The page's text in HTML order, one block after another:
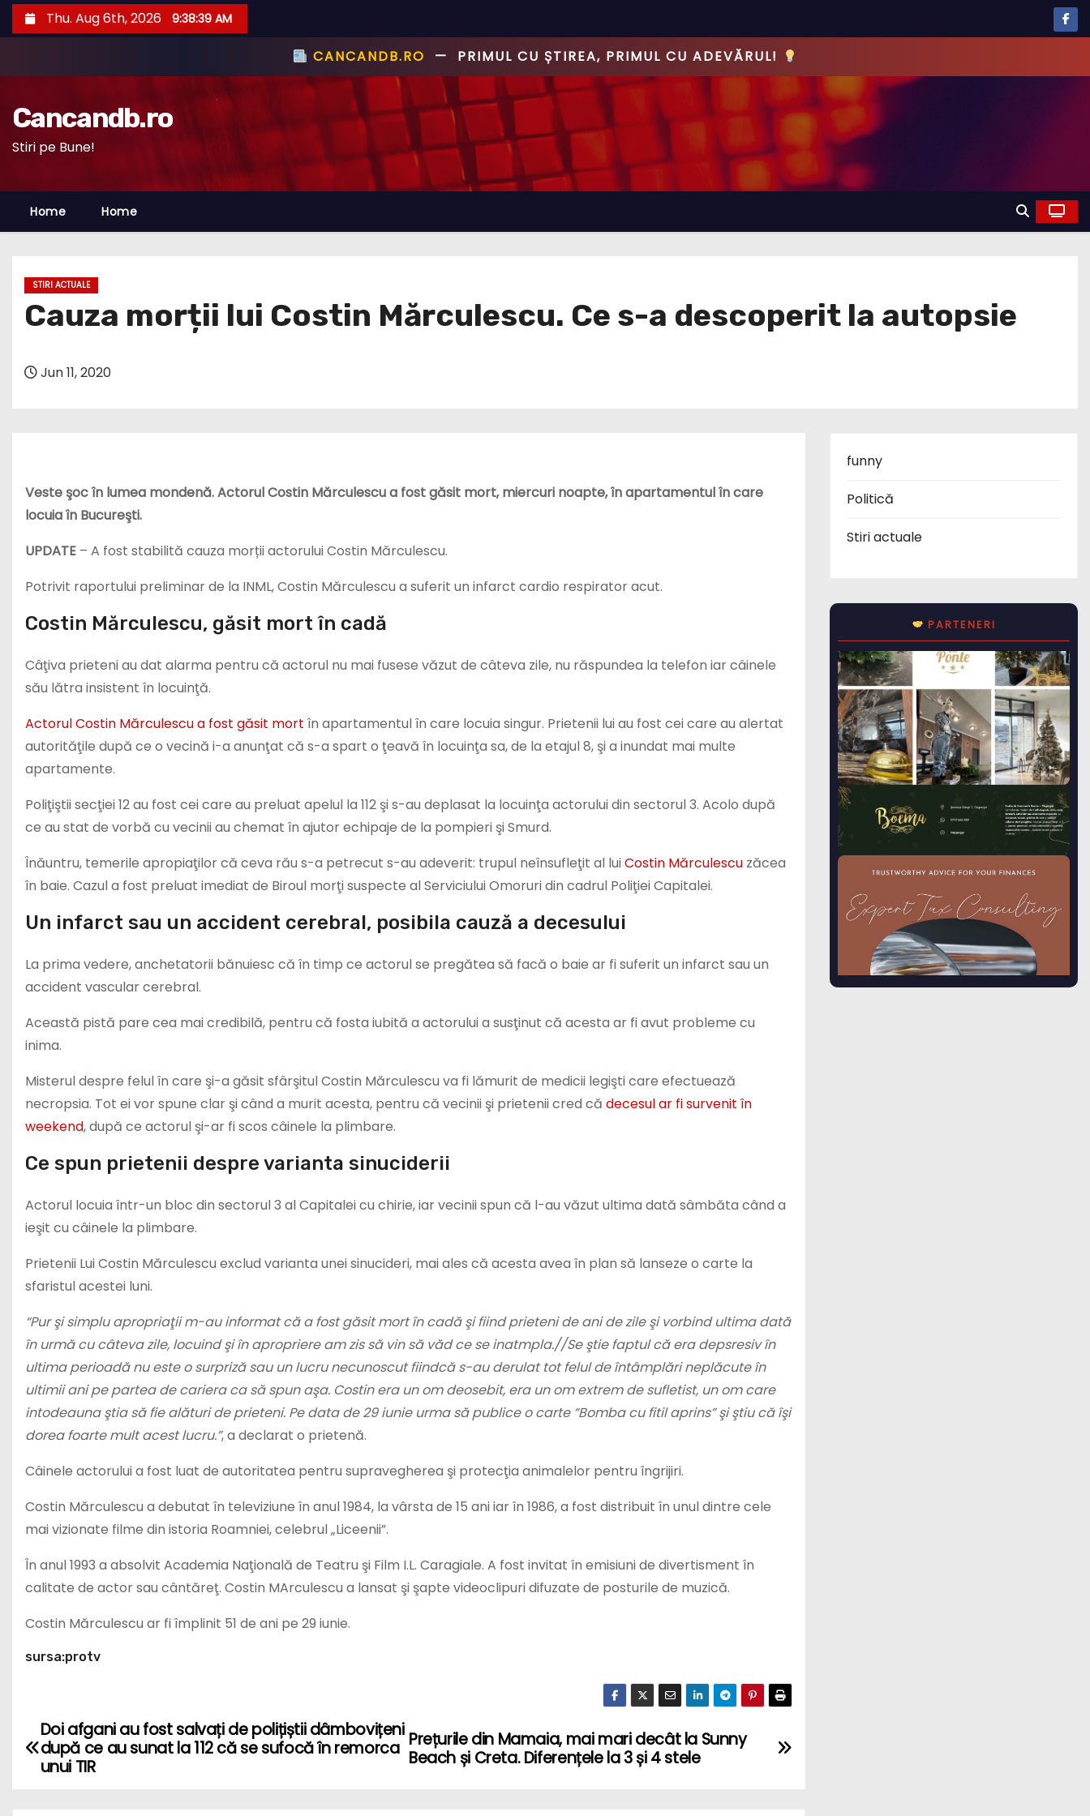
k
p
n
e
Thu. Aug 6th, 2026 9:38:41 AM
CANCANDB.RO — PRIMUL CU ȘTIREA, PRIMUL CU ADEVĂRUL!
Cancandb.ro
Stiri pe Bune!
Home Home
STIRI ACTUALE
Cauza morții lui Costin Mărculescu. Ce s-a descoperit la autopsie
Jun 11, 2020
Veste şoc în lumea mondenă. Actorul Costin Mărculescu a fost găsit mort, miercuri noapte, în apartamentul în care
locuia în Bucureşti.
UPDATE – A fost stabilită cauza morții actorului Costin Mărculescu.
Potrivit raportului preliminar de la INML, Costin Mărculescu a suferit un infarct cardio respirator acut.
Costin Mărculescu, găsit mort în cadă
Câţiva prieteni au dat alarma pentru că actorul nu mai fusese văzut de câteva zile, nu răspundea la telefon iar câinele
său lătra insistent în locuinţă.
Actorul Costin Mărculescu a fost găsit mort în apartamentul în care locuia singur. Prietenii lui au fost cei care au alertat
autorităţile după ce o vecină i-a anunţat că s-a spart o ţeavă în locuinţa sa, de la etajul 8, şi a inundat mai multe
apartamente.
Poliţiştii secţiei 12 au fost cei care au preluat apelul la 112 şi s-au deplasat la locuinţa actorului din sectorul 3. Acolo după
ce au stat de vorbă cu vecinii au chemat în ajutor echipaje de la pompieri şi Smurd.
Înăuntru, temerile apropiaţilor că ceva rău s-a petrecut s-au adeverit: trupul neînsufleţit al luiCostin Mărculescu zăcea
în baie. Cazul a fost preluat imediat de Biroul morţi suspecte al Serviciului Omoruri din cadrul Poliţiei Capitalei.
Un infarct sau un accident cerebral, posibila cauză a decesului
La prima vedere, anchetatorii bănuiesc că în timp ce actorul se pregătea să facă o baie ar fi suferit un infarct sau un
accident vascular cerebral.
Această pistă pare cea mai credibilă, pentru că fosta iubită a actorului a susţinut că acesta ar fi avut probleme cu
inima.
Misterul despre felul în care şi-a găsit sfârşitul Costin Mărculescu va fi lămurit de medicii legişti care efectuează
necropsia. Tot ei vor spune clar şi când a murit acesta, pentru că vecinii şi prietenii cred că decesul ar fi survenit în
weekend, după ce actorul şi-ar fi scos câinele la plimbare.
Ce spun prietenii despre varianta sinuciderii
Actorul locuia într-un bloc din sectorul 3 al Capitalei cu chirie, iar vecinii spun că l-au văzut ultima dată sâmbăta când a
ieşit cu câinele la plimbare.
Prietenii Lui Costin Mărculescu exclud varianta unei sinucideri, mai ales că acesta avea în plan să lanseze o carte la
sfaristul acestei luni.
“Pur şi simplu apropriaţii m-au informat că a fost găsit mort în cadă şi fiind prieteni de ani de zile şi vorbind ultima dată
în urmă cu câteva zile, locuind şi în apropriere am zis să vin să văd ce se inatmpla.//Se ştie faptul că era depsresiv în
ultima perioadă nu este o surpriză sau un lucru necunoscut fiindcă s-au derulat tot felul de întâmplări neplăcute în
ultimii ani pe partea de cariera ca să spun aşa. Costin era un om deosebit, era un om extrem de sufletist, un om care
intodeauna ştia să fie alături de prieteni. Pe data de 29 iunie urma să publice o carte “Bomba cu fitil aprins” şi ştiu că îşi
dorea foarte mult acest lucru.”, a declarat o prietenă.
Câinele actorului a fost luat de autoritatea pentru supravegherea şi protecţia animalelor pentru îngrijiri.
Costin Mărculescu a debutat în televiziune în anul 1984, la vârsta de 15 ani iar în 1986, a fost distribuit în unul dintre cele
mai vizionate filme din istoria Roamniei, celebrul „Liceenii”.
În anul 1993 a absolvit Academia Naţională de Teatru şi Film I.L. Caragiale. A fost invitat în emisiuni de divertisment în
calitate de actor sau cântăreţ. Costin MArculescu a lansat şi şapte videoclipuri difuzate de posturile de muzică.
Costin Mărculescu ar fi împlinit 51 de ani pe 29 iunie.
sursa:protv
P
Prețurile din Mamaia, mai mari decât la Sunny
Beach și Creta. Diferențele la 3 și 4 stele
Doi afgani au fost salvați de polițiștii dâmbovițeni
după ce au sunat la 112 că se sufocă în remorca
unui TIR
funny
Politică
Stiri actuale
PARTENERI